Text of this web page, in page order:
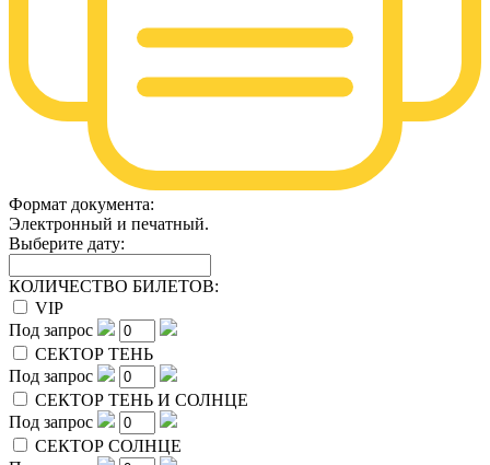
Формат документа:
Электронный и печатный.
Выберите дату:
КОЛИЧЕСТВО БИЛЕТОВ:
VIP
Под запрос
СЕКТОР ТЕНЬ
Под запрос
СЕКТОР ТЕНЬ И СОЛНЦЕ
Под запрос
СЕКТОР СОЛНЦЕ